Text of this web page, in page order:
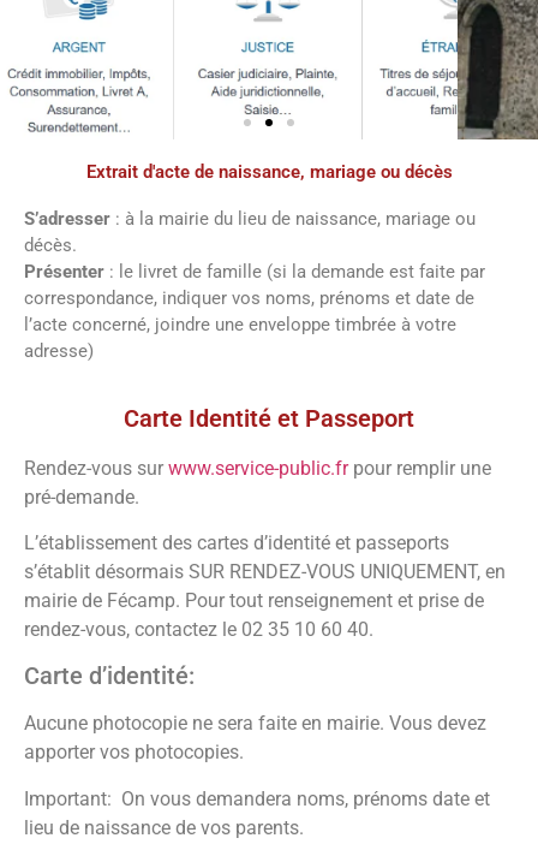
Démarches
administratives
Faîtes vos démarches en ligne sur notre
site en cliquant sur le bouton ci-dessous
Extrait d'acte de naissance, mariage ou décès
S’adresser : à la mairie du lieu de naissance, mariage ou
décès.
Présenter : le livret de famille (si la demande est faite par
correspondance, indiquer vos noms, prénoms et date de
l’acte concerné, joindre une enveloppe timbrée à votre
adresse)
Carte Identité et Passeport
Rendez-vous sur www.service-public.frpour remplir une
pré-demande.
L’établissement des cartes d’identité et passeports
s’établit désormais SUR RENDEZ-VOUS UNIQUEMENT, en
mairie de Fécamp. Pour tout renseignement et prise de
rendez-vous, contactez le 02 35 10 60 40.
Carte d’identité:
Aucune photocopie ne sera faite en mairie. Vous devez
apporter vos photocopies.
Important: On vous demandera noms, prénoms date et
lieu de naissance de vos parents.